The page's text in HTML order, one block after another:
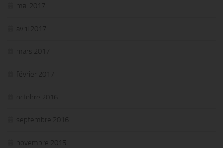
mai 2017
avril 2017
mars 2017
février 2017
octobre 2016
septembre 2016
novembre 2015